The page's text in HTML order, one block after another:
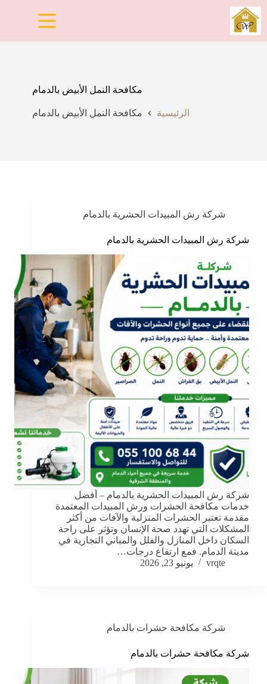
التجاوز
إلى
المحتوى
مكافحة النمل الأبيض بالدمام
الرئيسية مكافحة النمل الأبيض بالدمام
شركة رش المبيدات الحشرية بالدمام
شركة رش المبيدات الحشرية بالدمام
شركة رش المبيدات الحشرية بالدمام – أفضل
خدمات مكافحة الحشرات ورش المبيدات المعتمدة
مقدمة تعتبر الحشرات المنزلية والآفات من أكثر
المشكلات التي تهدد صحة الإنسان وتؤثر على راحة
السكان داخل المنازل والفلل والمباني التجارية في
مدينة الدمام. فمع ارتفاع درجات…
vrqte
يونيو 23, 2026
شركة مكافحة حشرات بالدمام
شركة مكافحة حشرات بالدمام